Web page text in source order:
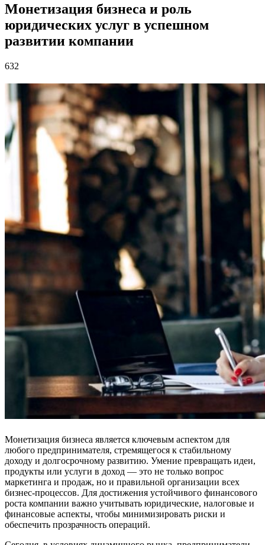
Монетизация бизнеса и роль
юридических услуг в успешном
развитии компании
632
Монетизация бизнеса является ключевым аспектом для
любого предпринимателя, стремящегося к стабильному
доходу и долгосрочному развитию. Умение превращать идеи,
продукты или услуги в доход — это не только вопрос
маркетинга и продаж, но и правильной организации всех
бизнес-процессов. Для достижения устойчивого финансового
роста компании важно учитывать юридические, налоговые и
финансовые аспекты, чтобы минимизировать риски и
обеспечить прозрачность операций.